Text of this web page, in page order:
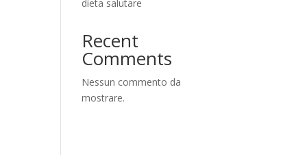
dieta salutare
Recent
Comments
Nessun commento da
mostrare.